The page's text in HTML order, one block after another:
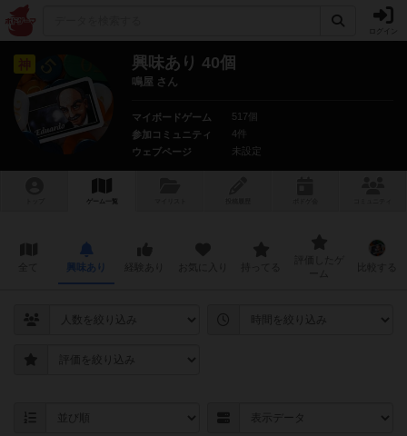
神 興味あり 40個
鳴屋 さん
マイボードゲーム
517個
参加コミュニティ
4件
ウェブページ
未設定
ゲーム一覧
興味あり